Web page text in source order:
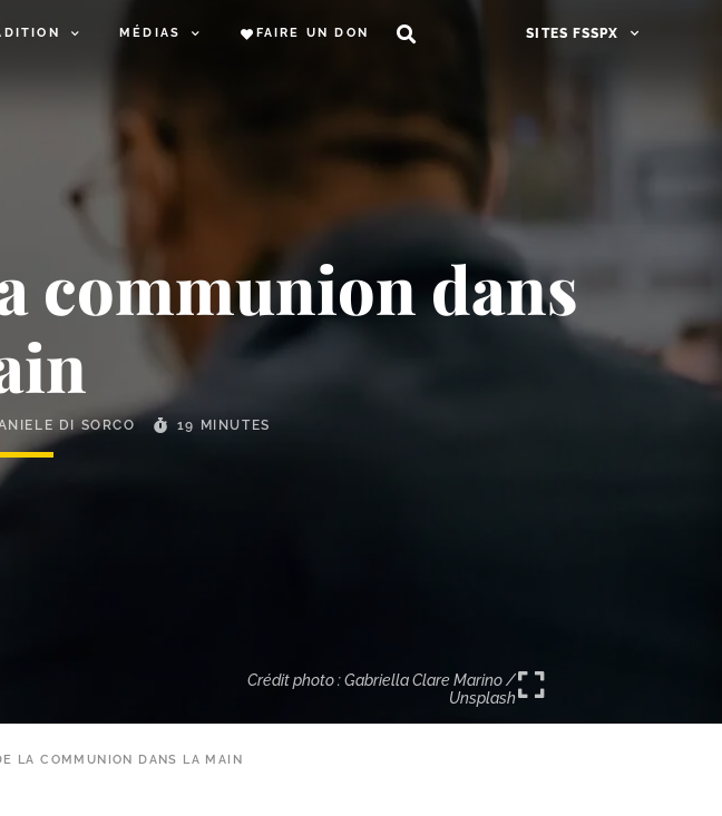
MÉDIAS FAIRE UN DON SITES FSSPX
communion dans
DI SORCO 19 MINUTES
Crédit photo : Gabriella Clare Marino /
Unsplash
LA COMMUNION DANS LA MAIN